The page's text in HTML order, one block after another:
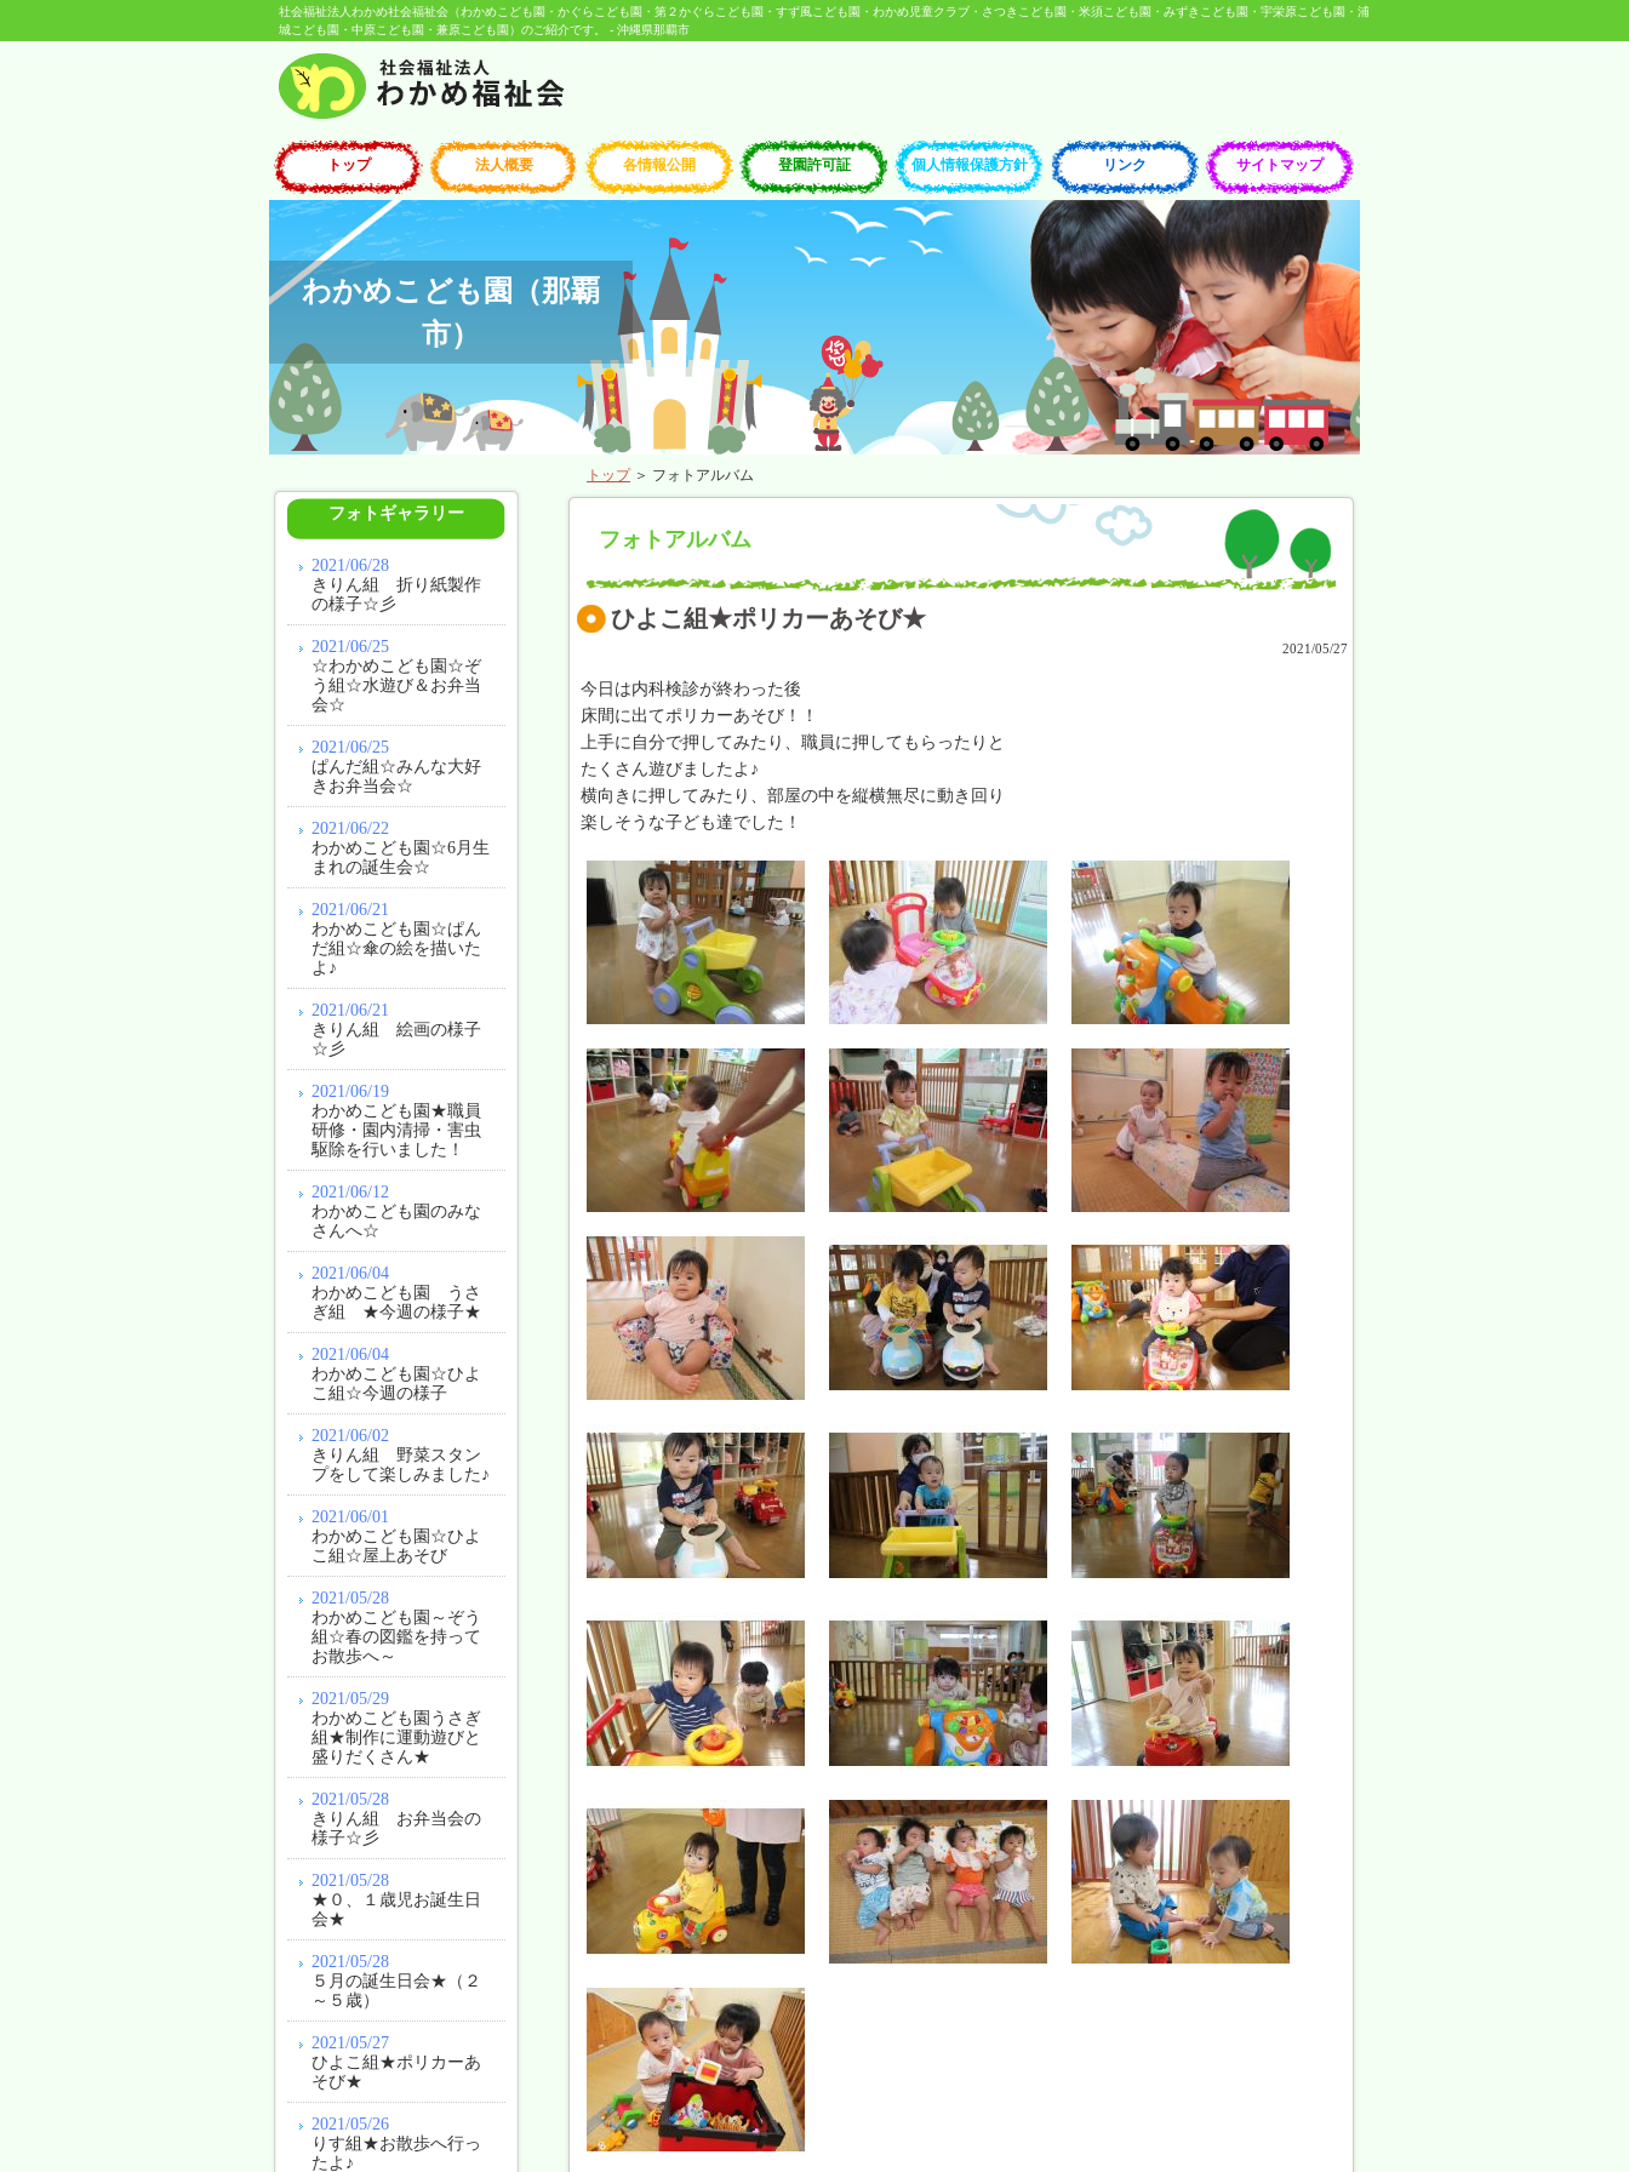
社会福祉法人わかめ社会福祉会（わかめこども園・かぐらこども園・第２かぐらこども園・すず風こども園・わかめ児童クラブ・さつきこども園・米須こども園・みずきこども園・宇栄原こども園・浦
城こども園・中原こども園・兼原こども園）のご紹介です。 - 沖縄県那覇市
トップ 法人概要 各情報公開 登園許可証 個人情報保護方針 リンク サイトマップ
わかめこども園（那覇
市）
トップ＞ フォトアルバム
フォトアルバム
ひよこ組★ポリカーあそび★
2021/05/27
今日は内科検診が終わった後
床間に出てポリカーあそび！！
上手に自分で押してみたり、職員に押してもらったりと
たくさん遊びましたよ♪
横向きに押してみたり、部屋の中を縦横無尽に動き回り
楽しそうな子ども達でした！
フォトギャラリー
2021/06/28
きりん組 折り紙製作
の様子☆彡
2021/06/25
☆わかめこども園☆ぞ
う組☆水遊び＆お弁当
会☆
2021/06/25
ぱんだ組☆みんな大好
きお弁当会☆
2021/06/22
わかめこども園☆6月生
まれの誕生会☆
2021/06/21
わかめこども園☆ぱん
だ組☆傘の絵を描いた
よ♪
2021/06/21
きりん組 絵画の様子
☆彡
2021/06/19
わかめこども園★職員
研修・園内清掃・害虫
駆除を行いました！
2021/06/12
わかめこども園のみな
さんへ☆
2021/06/04
わかめこども園 うさ
ぎ組 ★今週の様子★
2021/06/04
わかめこども園☆ひよ
こ組☆今週の様子
2021/06/02
きりん組 野菜スタン
プをして楽しみました♪
2021/06/01
わかめこども園☆ひよ
こ組☆屋上あそび
2021/05/28
わかめこども園～ぞう
組☆春の図鑑を持って
お散歩へ～
2021/05/29
わかめこども園うさぎ
組★制作に運動遊びと
盛りだくさん★
2021/05/28
きりん組 お弁当会の
様子☆彡
2021/05/28
★０、１歳児お誕生日
会★
2021/05/28
５月の誕生日会★（２
～５歳）
2021/05/27
ひよこ組★ポリカーあ
そび★
2021/05/26
りす組★お散歩へ行っ
たよ♪